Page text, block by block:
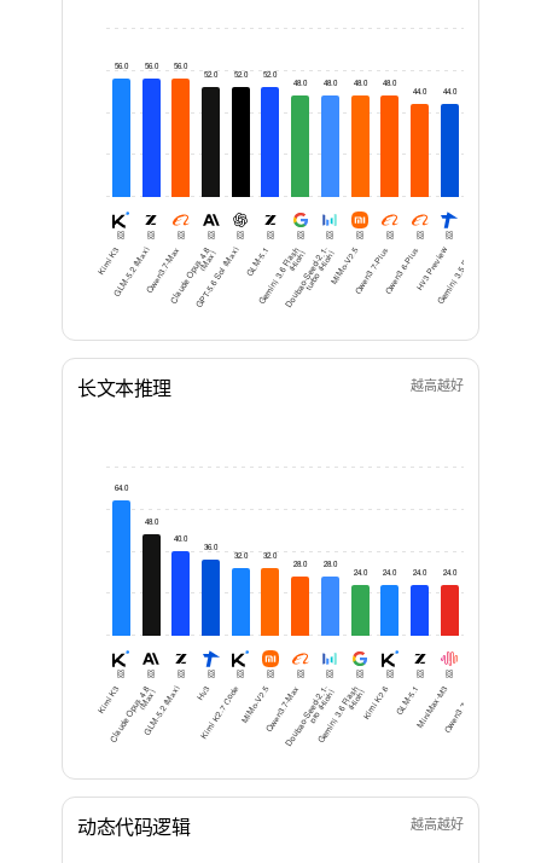
56.0
Kimi K3
56.0
GLM-5.2 (Max)
56.0
Qwen3.7-Max
52.0
Cl
a
u
d
e
O
p
u
s
4.
8
(
M
a
x)
52.0
GPT-5.6 Sol (Max)
52.0
GLM-5.1
48.0
G
e
mi
ni
3.
6
Fl
a
s
h
(
Hi
g
h)
48.0
D
o
u
b
a
o-
S
e
e
d-
2.
1-
t
ur
b
o (
Hi
g
h)
48.0
MiMo-V2.5
48.0
Qwen3.7-Plus
44.0
Qwen3.6-Plus
44.0
Hy3 PreviewG
e
mi
ni
3.
5
Fl
as
h
(
Hi
gh)
长文本推理 越高越好
64.0
Kimi K3
48.0
Cl
a
u
d
e
O
p
u
s
4.
8
(
M
a
x)
40.0
GLM-5.2 (Max)
36.0
Hy3
32.0
Kimi K2.7 Code
32.0
MiMo-V2.5
28.0
Qwen3.7-Max
28.0
D
o
u
b
a
o-
S
e
e
d-
2.
1-
pr
o (
Hi
g
h)
24.0
G
e
mi
ni
3.
6
Fl
a
s
h
(
Hi
g
h)
24.0
Kimi K2.6
24.0
GLM-5.1
24.0
MiniMax-M3Qwen3.7-PlusGPT-5.6 Sol (Max)
动态代码逻辑 越高越好